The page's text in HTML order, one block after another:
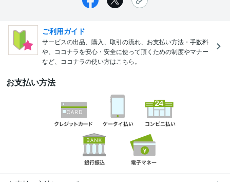
ご利用ガイド
サービスの出品、購入、取引の流れ、お支払い方法・手数料
や、ココナラを安心・安全に使って頂くための制度やマナー
など、ココナラの使い方はこちら。
お支払い方法